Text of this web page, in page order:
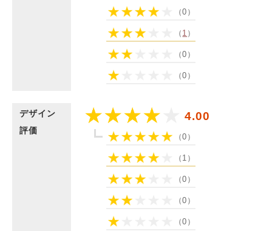
（0）
（ 1 ）
（0）
（0）
デザイン
評価
4.00
（0）
（1）
（0）
（0）
（0）